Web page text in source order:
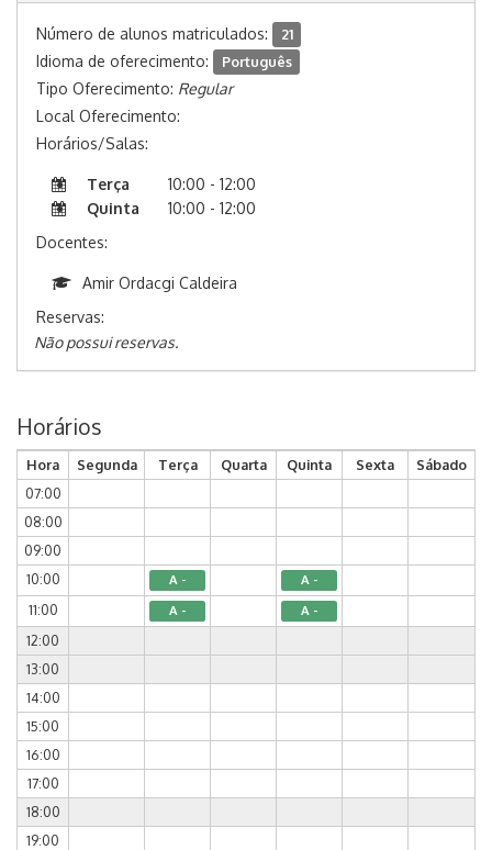
Número de alunos matriculados: 21
Idioma de oferecimento: Português
Tipo Oferecimento: Regular
Local Oferecimento:
Horários/Salas:
Terça
10:00 - 12:00
Quinta
10:00 - 12:00
Docentes:
Amir Ordacgi Caldeira
Reservas:
Não possui reservas.
Horários
Hora Segunda Terça Quarta Quinta Sexta
Sábado
07:00
08:00
09:00
10:00
A - A -
11:00 A - A -
12:00
13:00
14:00
15:00
16:00
17:00
18:00
19:00